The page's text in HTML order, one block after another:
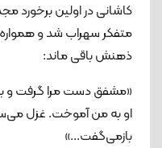
کاشانی در اولین
متفکر سهراب شد و همواره
ذهنش باقی ماند:
«مشفق دست مرا گرفت و به
او به من آموخت. غزل
بازمی‌گفت...»